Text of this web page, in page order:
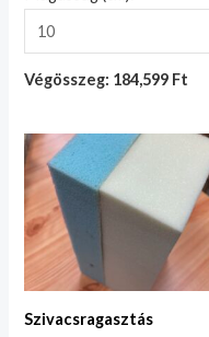
Végösszeg: 184,599 Ft
Szivacsragasztás